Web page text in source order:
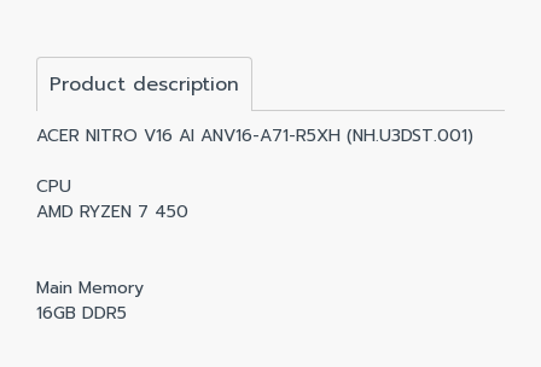
Product description
ACER NITRO V16 AI ANV16-A71-R5XH (NH.U3DST.001)
CPU
AMD RYZEN 7 450
Main Memory
16GB DDR5